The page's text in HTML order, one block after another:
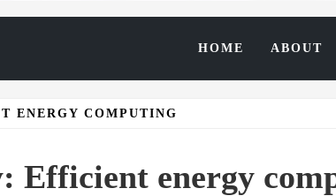
HOME ABOUT
ENERGY COMPUTING
Efficient energy